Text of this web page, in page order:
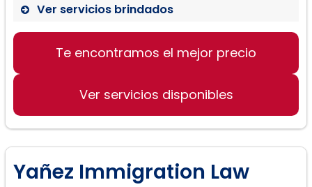
Ver servicios brindados
Te encontramos el mejor precio
Ver servicios disponibles
Yañez Immigration Law